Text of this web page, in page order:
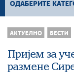
ОДАБЕРИТЕ
Све вести
Сервисне
Генерално
АКТУЕЛНО ВЕСТИ
Пријем за
размене